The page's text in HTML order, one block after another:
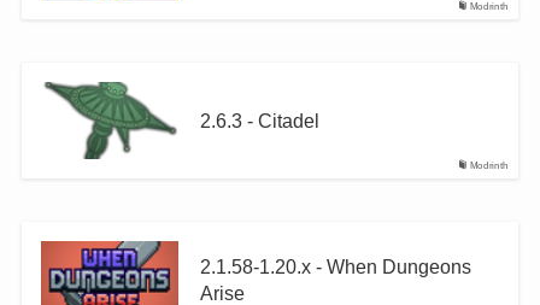
Modrinth
Modrinth
2.6.3 - Citadel
2.1.58-1.20.x - When Dungeons
Arise